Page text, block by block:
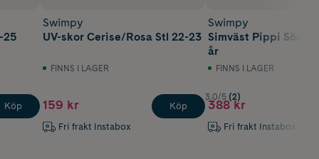
25
Köp
Swimpy
UV-skor Cerise/Rosa Stl 22-23
FINNS I LAGER
159 kr
Fri frakt Instabox
Köp
Swimpy
Simväst Pippi
år
FINNS I LAGER
3.0/5 (2)
388 kr
Fri frakt Instabox